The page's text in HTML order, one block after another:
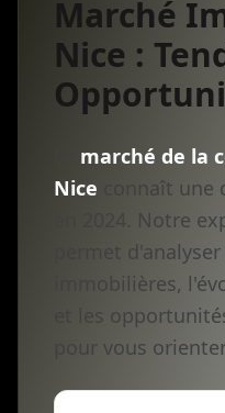
Marché
Nice :
marché de la
Nice connaît
en 2024. Notre
permet
immobilières,
et les
pour vous